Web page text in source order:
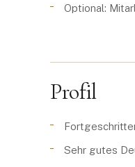
Optional:
Profil
Sehr gutes